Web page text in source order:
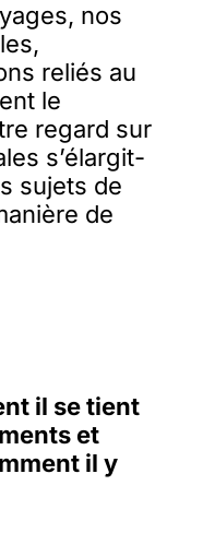
nos
reliés au
le
regard sur
s’élargit-
sujets de
de
il se tient
et
il y